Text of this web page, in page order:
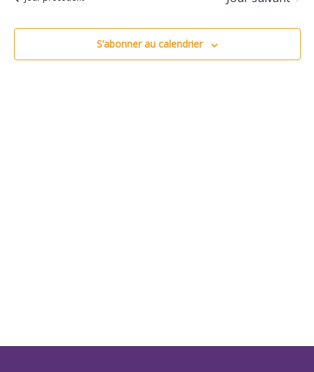
S’abonner au calendrier